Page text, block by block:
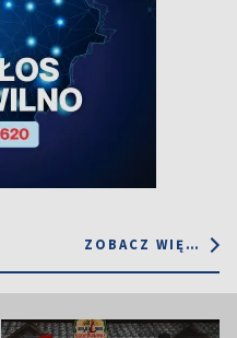
ZOBACZ WIĘCEJ